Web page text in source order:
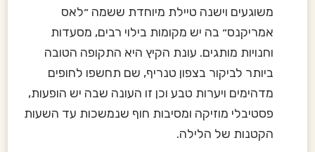
משוגעים וישנה טיילת מיוחדת ששמה ״לאס
אמריקנס״ בה יש מקומות בילוי רבים, מסעדות
וחנויות מותגים. עונת הקיץ היא התקופה הטובה
ביותר לביקור בצפון טנריף, שם תחשפו לחופים
מדהימים ויערות טבע וכן זו העונה שבה יש הופעות,
פסטיבלי מוזיקה ומסיבות חוף שנמשכות עד השעות
הקטנות של הלילה.